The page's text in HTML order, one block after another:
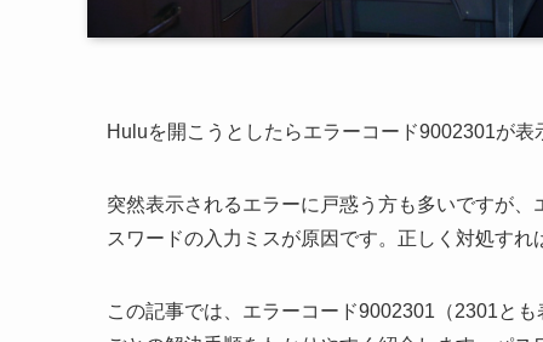
Huluを開こうとしたらエラーコード9002301が
突然表示されるエラーに戸惑う方も多いですが
スワードの入力ミスが原因です。正しく対処す
この記事では、エラーコード9002301（2301と